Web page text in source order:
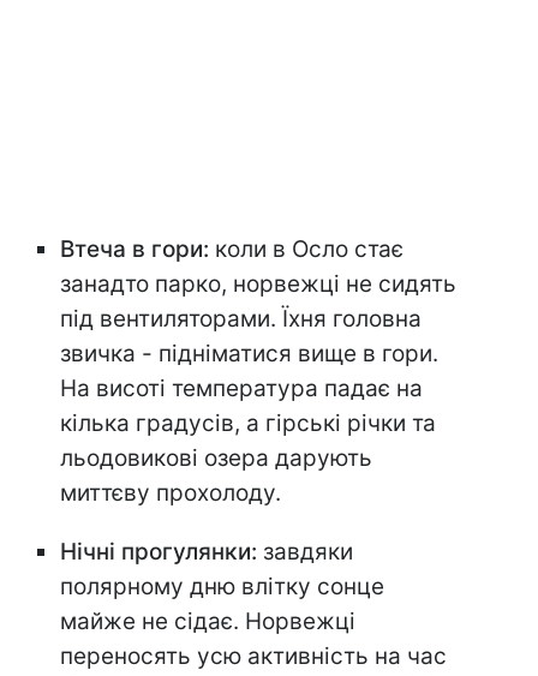
Втеча в гори: коли в Осло стає
занадто парко, норвежці не сидять
під вентиляторами. Їхня головна
звичка - підніматися вище в гори.
На висоті температура падає на
кілька градусів, а гірські річки та
льодовикові озера дарують
миттєву прохолоду.
Нічні прогулянки: завдяки
полярному дню влітку сонце
майже не сідає. Норвежці
переносять усю активність на час